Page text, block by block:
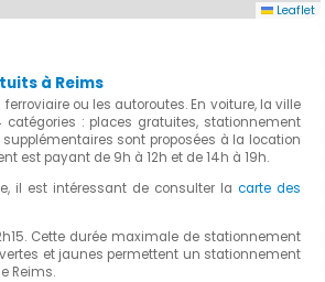
Leaflet
à Reims
ou les autoroutes. En voiture, la ville
: places gratuites, stationnement
sont proposées à la location
est payant de 9h à 12h et de 14h à 19h.
il est intéressant de consulter lacarte des
Cette durée maximale de stationnement
et jaunes permettent un stationnement
Reims.